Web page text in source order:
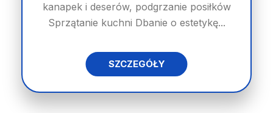
kanapek i deserów, podgrzanie posiłków
Sprzątanie kuchni Dbanie o estetykę...
SZCZEGÓŁY